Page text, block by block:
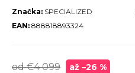
Značka: SPECIALIZED
EAN: 888818893324
od €4 099 až –26 %
m
e